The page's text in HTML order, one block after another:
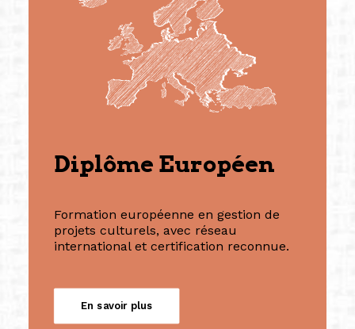
(Photography: Geric Cruz)
Diplôme Européen
Formation européenne en gestion de
projets culturels, avec réseau
En savoir plus